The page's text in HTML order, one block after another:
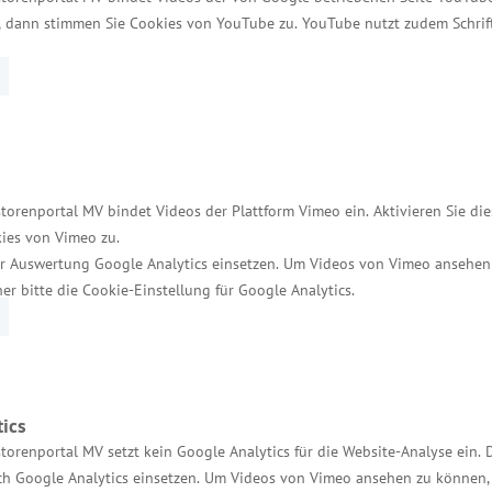
dann stimmen Sie Cookies von YouTube zu. YouTube nutzt zudem
MV bindet Videos der Plattform Vimeo ein. Aktivieren Sie
von Vimeo zu.
Auswertung Google Analytics einsetzen. Um Videos von Vimeo
bitte die Cookie-Einstellung für Google Analytics.
MV setzt kein Google Analytics für die Website-Analyse ein.
Google Analytics einsetzen. Um Videos von Vimeo ansehen zu
Zuwendungen zur Förderung von
rückzahlbare Zuschüsse für Ausgaben von
mit Unternehmen gemeinsame Produkt- und
FuEuI-Richtlinie unterstützt:
als einzelbetriebliches Vorhaben von
des Potentials eines FuEuI-Vorhabens;
von Patenten von kleinen und mittleren
Dienste;